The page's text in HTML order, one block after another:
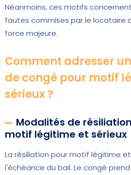
Néanmoins, ces motifs
fautes commises par le locataire
force majeure.
Comment adresser
de congé pour motif
sérieux ?
Modalités de
motif légitime et sérieux
La résiliation pour motif légitime
l'échéance du bail. Le congé